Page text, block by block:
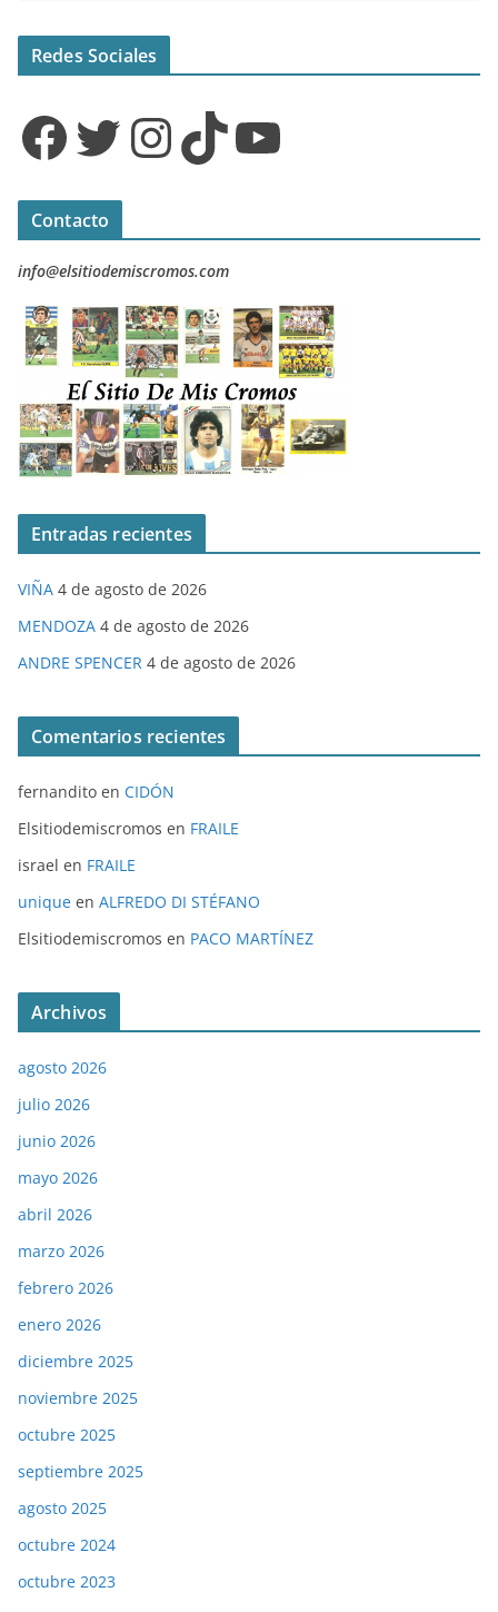
Redes Sociales
Facebook Twitter InstagramTikTok YouTube
Contacto
info@elsitiodemiscromos.com
Entradas recientes
VIÑA 4 de agosto de 2026
MENDOZA 4 de agosto de 2026
ANDRE SPENCER 4 de agosto de 2026
Comentarios recientes
fernandito en CIDÓN
Elsitiodemiscromos en FRAILE
israel en FRAILE
unique en ALFREDO DI STÉFANO
Elsitiodemiscromos en PACO MARTÍNEZ
Archivos
agosto 2026
julio 2026
junio 2026
mayo 2026
abril 2026
marzo 2026
febrero 2026
enero 2026
diciembre 2025
noviembre 2025
octubre 2025
septiembre 2025
agosto 2025
octubre 2024
octubre 2023